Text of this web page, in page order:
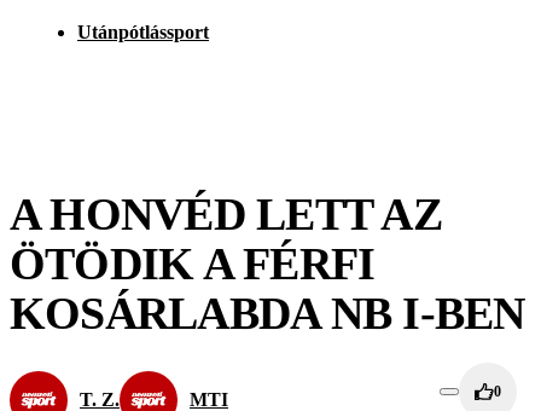
Utánpótlássport
A HONVÉD LETT AZ
ÖTÖDIK A FÉRFI
KOSÁRLABDA NB I-BEN
T. Z. MTI 0